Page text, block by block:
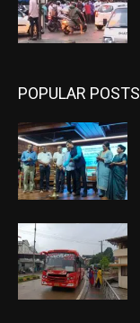
POPULAR POSTS